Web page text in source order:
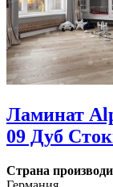
Ламинат
09 Дуб
Страна